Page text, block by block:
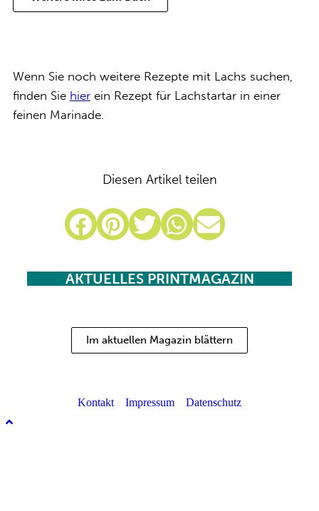
Wenn Sie noch weitere Rezepte mit Lachs suchen,
finden Sie hier ein Rezept für Lachstartar in einer
feinen Marinade.
Diesen Artikel teilen
AKTUELLES PRINTMAGAZIN
Im aktuellen Magazin blättern
Kontakt Impressum Datenschutz